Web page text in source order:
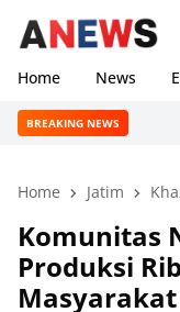
Home News
BREAKING NEWS
Home Jatim
Komunitas
Produksi
Masyarakat